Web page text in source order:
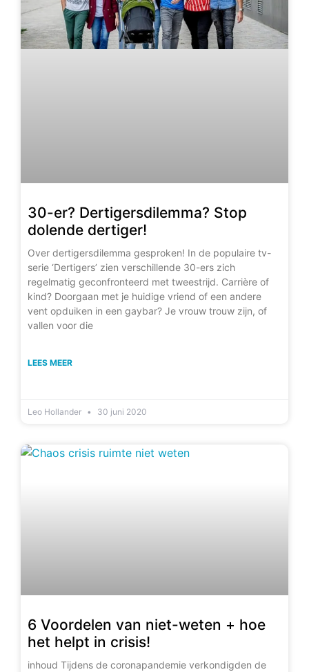
30-er? Dertigersdilemma? Stop
dolende dertiger!
Over dertigersdilemma gesproken! In de populaire tv-
serie ‘Dertigers’ zien verschillende 30-ers zich
regelmatig geconfronteerd met tweestrijd. Carrière of
kind? Doorgaan met je huidige vriend of een andere
vent opduiken in een gaybar? Je vrouw trouw zijn, of
vallen voor die
LEES MEER
Leo Hollander 30 juni 2020
6 Voordelen van niet-weten + hoe
het helpt in crisis!
inhoud Tijdens de coronapandemie verkondigden de